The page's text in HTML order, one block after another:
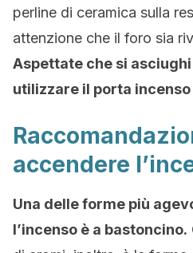
perline di ceramica sulla
attenzione che il foro sia
Aspettate che si
utilizzare il porta
accendere
Una delle forme più
l’incenso è a bastoncino.